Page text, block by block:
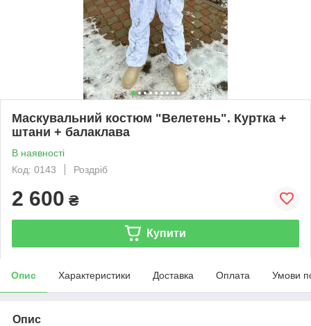
Маскувальний костюм "Велетень". Куртка +
штани + балаклава
В наявності
Код: 0143
Роздріб
2 600 ₴
Купити
Опис Характеристики Доставка Оплата Умови
Опис